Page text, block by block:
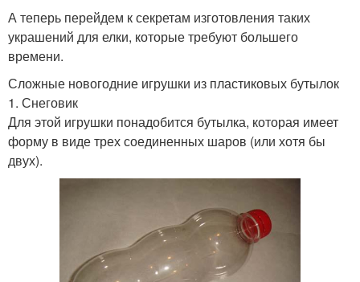
А теперь перейдем к секретам изготовления таких
украшений для елки, которые требуют большего
времени.
Сложные новогодние игрушки из пластиковых бутылок
1. Снеговик
Для этой игрушки понадобится бутылка, которая имеет
форму в виде трех соединенных шаров (или хотя бы
двух).